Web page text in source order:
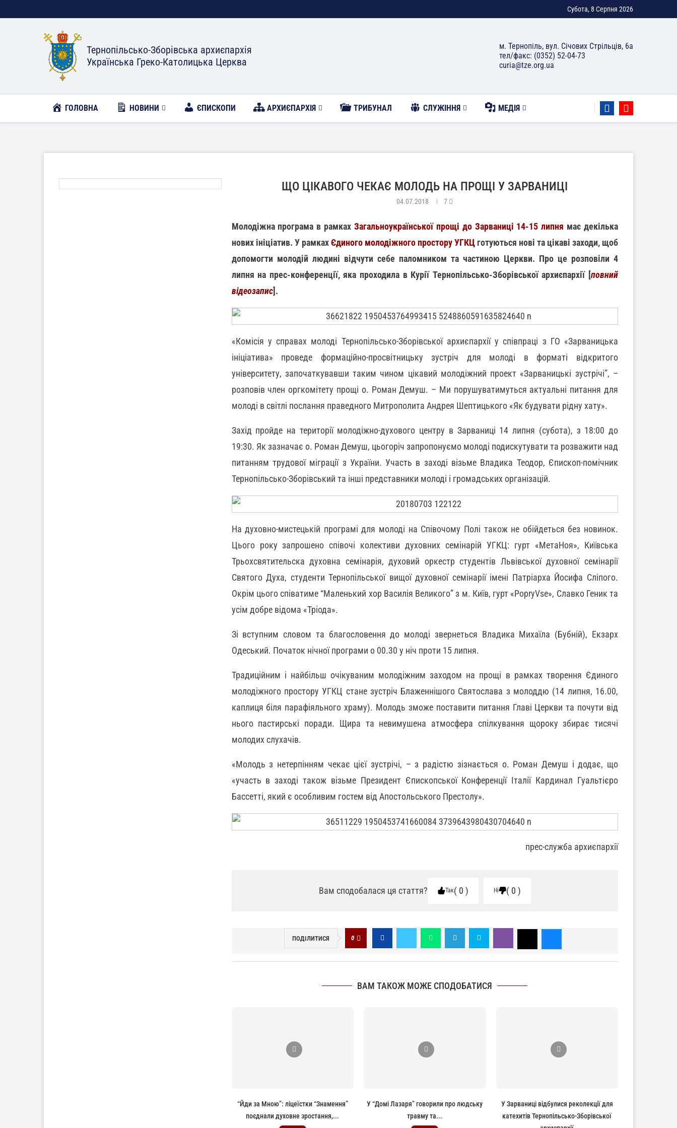
Субота, 8 Серпня 2026
Тернопільсько-Зборівська архиєпархія
Українська Греко-Католицька Церква
м. Тернопіль, вул. Січових Стрільців, 6а
тел/факс: (0352) 52-04-73
curia@tze.org.ua
ГОЛОВНА НОВИНИ ЄПИСКОПИ АРХИЄПАРХІЯ ТРИБУНАЛ CЛУЖІННЯ МЕДІЯ
ЩО ЦІКАВОГО ЧЕКАЄ МОЛОДЬ НА ПРОЩІ У ЗАРВАНИЦІ
04.07.2018 7
Молодіжна програма в рамкахЗагальноукраїнської прощі до Зарваниці 14-15 липня має декілька
нових ініціатив. У рамкахЄдиного молодіжного простору УГКЦготуються нові та цікаві заходи, щоб
допомогти молодій людині відчути себе паломником та частиною Церкви. Про це розповіли 4
липня на прес-конференції, яка проходила в Курії Тернопільсько-Зборівської архиєпархії [повний
відеозапис].
«Комісія у справах молоді Тернопільсько-Зборівської архиєпархії у співпраці з ГО «Зарваницька
ініціатива» проведе формаційно-просвітницьку зустріч для молоді в форматі відкритого
університету, започаткувавши таким чином цікавий молодіжний проект «Зарваницькі зустрічі”, –
розповів член оргкомітету прощі о. Роман Демуш. – Ми порушуватимуться актуальні питання для
молоді в світлі послання праведного Митрополита Андрея Шептицького «Як будувати рідну хату».
Захід пройде на території молодіжно-духового центру в Зарваниці 14 липня (субота), з 18:00 до
19:30. Як зазначає о. Роман Демуш, цьогоріч запропонуємо молоді подискутувати та розважити над
питанням трудової міграції з України. Участь в заході візьме Владика Теодор, Єпископ-помічник
Тернопільсько-Зборівський та інші представники молоді і громадських організацій.
На духовно-мистецькій програмі для молоді на Співочому Полі також не обійдеться без новинок.
Цього року запрошено співочі колективи духовних семінарій УГКЦ: гурт «МетаНоя», Київська
Трьохсвятительска духовна семінарія, духовий оркестр студентів Львівської духовної семінарії
Святого Духа, студенти Тернопільської вищої духовної семінарії імені Патріарха Йосифа Сліпого.
Окрім цього співатиме “Маленький хор Василія Великого” з м. Київ, гурт «PopryVse», Славко Геник та
усім добре відома «Тріода».
Зі вступним словом та благословення до молоді звернеться Владика Михаїла (Бубній), Екзарх
Одеський. Початок нічної програми о 00.30 у ніч проти 15 липня.
Традиційним і найбільш очікуваним молодіжним заходом на прощі в рамках творення Єдиного
молодіжного простору УГКЦ стане зустріч Блаженнішого Святослава з молоддю (14 липня, 16.00,
каплиця біля парафіяльного храму). Молодь зможе поставити питання Главі Церкви та почути від
нього пастирські поради. Щира та невимушена атмосфера спілкування щороку збирає тисячі
молодих слухачів.
«Молодь з нетерпінням чекає цієї зустрічі, – з радістю зізнається о. Роман Демуш і додає, що
«участь в заході також візьме Президент Єпископської Конференції Італії Кардинал Гуальтієро
Бассетті, який є особливим гостем від Апостольського Престолу».
прес-служба архиєпархії
Вам сподобалася ця стаття? Так 0 Ні 0
ПОДІЛИТИСЯ 0
ВАМ ТАКОЖ МОЖЕ СПОДОБАТИСЯ
“Йди за Мною”: ліцеїстки “Знамення”
поєднали духовне зростання,...
У “Домі Лазаря” говорили про людську
травму та...
У Зарваниці відбулися реколекції для
катехитів Тернопільсько-Зборівської